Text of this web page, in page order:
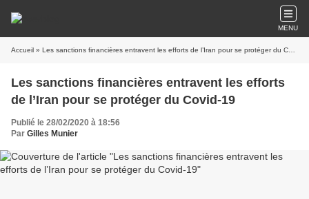
MENU
Accueil » Les sanctions financières entravent les efforts de l’Iran pour se protéger du Covid-19
Les sanctions financières entravent les efforts
de l’Iran pour se protéger du Covid-19
Publié le 28/02/2020 à 18:56
Par Gilles Munier